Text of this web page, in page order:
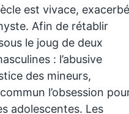
est vivace, exacerbé
Afin de rétablir
le joug de deux
: l’abusive
des mineurs,
l’obsession
adolescentes. Les